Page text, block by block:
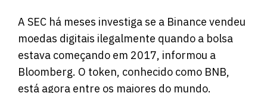
A SEC há meses investiga se a Binance vendeu
moedas digitais ilegalmente quando a bolsa
estava começando em 2017, informou a
Bloomberg. O token, conhecido como BNB,
está agora entre os maiores do mundo.